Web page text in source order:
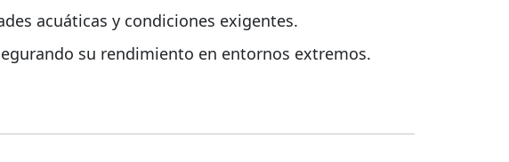
acuáticas y condiciones exigentes.
su rendimiento en entornos extremos.